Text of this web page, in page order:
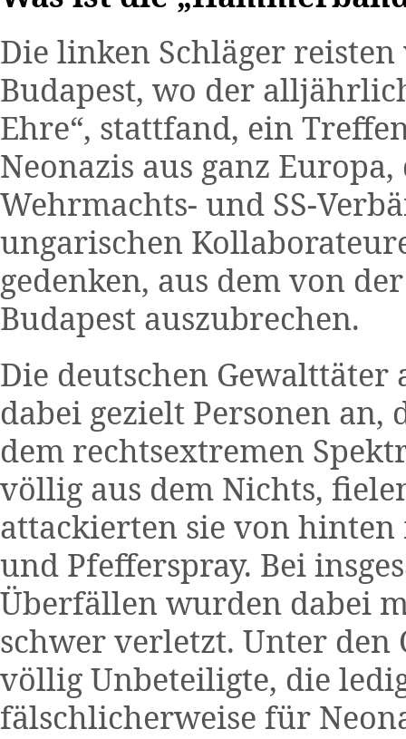
Die linken Schläger
Budapest, wo der
Ehre“, stattfand, ein
Neonazis aus ganz
Wehrmachts- und SS-
ungarischen
gedenken, aus dem von
Budapest auszubrechen.
Die deutschen Gewalttäter
dabei gezielt Personen
dem rechtsextremen
völlig aus dem Nichts,
attackierten sie von
und Pfefferspray. Bei
Überfällen wurden dabei
schwer verletzt. Unter den
völlig Unbeteiligte, die
fälschlicherweise für